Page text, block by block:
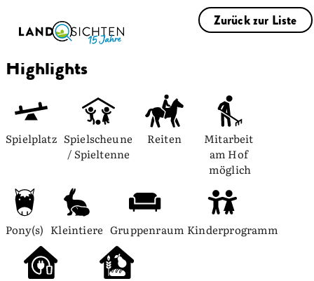
Zurück zur Liste
Highlights
Spielplatz Spielscheune
/ Spieltenne
Reiten
Mitarbeit
am Hof
möglich
Pony(s) Kleintiere Gruppenraum Kinderprogramm